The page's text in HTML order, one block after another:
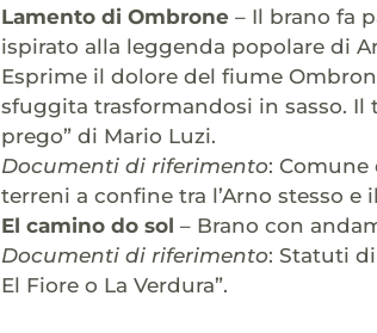
Lamento di Ombrone – Il brano fa
ispirato alla leggenda popolare di
Esprime il dolore del fiume
sfuggita trasformandosi in sasso. Il
prego” di Mario Luzi.
Documenti di riferimento: Comune
terreni a confine tra l’Arno stesso e
El camino do sol – Brano con
Documenti di riferimento: Statuti di
El Fiore o La Verdura”.